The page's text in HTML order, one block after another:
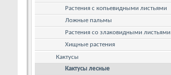
Растения с копьевидными листьями
Ложные пальмы
Растения со злаковидными листьями
Хищные растения
Кактусы
Кактусы лесные